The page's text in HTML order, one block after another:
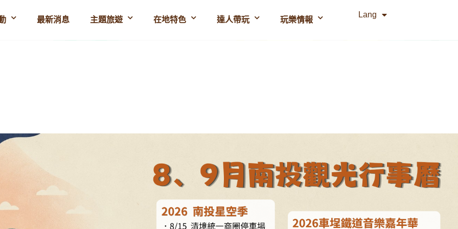
最新消息 主題旅遊 在地特色 達人帶玩 玩樂情報
Lang